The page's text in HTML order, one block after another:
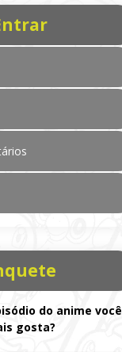
do anime você
gosta?